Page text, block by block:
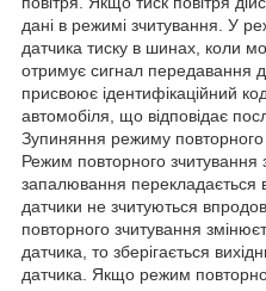
дані в режимі зчитування. У
датчика тиску в шинах, коли
отримує сигнал передавання
присвоює ідентифікаційний
автомобіля, що відповідає
Зупиняння режиму повторного
Режим повторного
запалювання
датчики не зчитуються
повторного зчитування
датчика, то зберігається
датчика. Якщо режим